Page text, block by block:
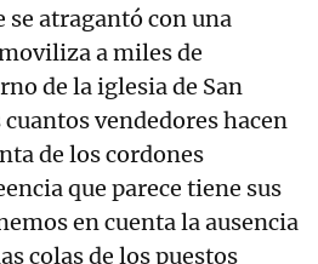
se atragantó con una
a miles de
de la iglesia de San
vendedores hacen
de los cordones
que parece tiene sus
en cuenta la ausencia
colas de los puestos